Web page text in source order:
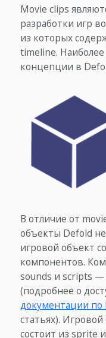
Movie clips
разработки игр
из которых
timeline.
концепции в
В отличие от
объекты Defold
игровой объект
компонентов.
sounds и scripts —
(подробнее о
документации по
статьях).
состоит из sprite